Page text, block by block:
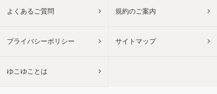
よくあるご質問 規約のご案内
プライバシーポリシー サイトマップ
ゆこゆことは